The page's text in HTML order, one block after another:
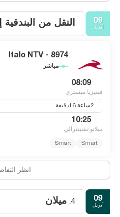
09
أبريل النقل من البندقية
Italo NTV - 8974
مباشر
08:09
فينيزيا ميستري
10:25
ميلانو تشينترالي
Smart
Smart
انظر
09
أبريل 4. ميلان